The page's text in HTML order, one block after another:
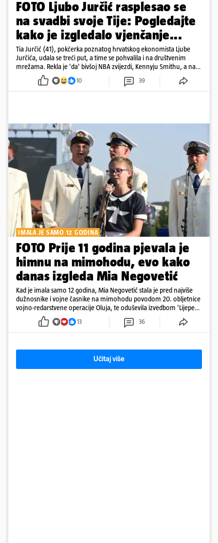
FOTO Ljubo Jurčić rasplesao se
na svadbi svoje Tije: Pogledajte
kako je izgledalo vjenčanje...
Tia Jurčić (41), pokćerka poznatog hrvatskog ekonomista Ljube
Jurčića, udala se treći put, a time se pohvalila i na društvenim
mrežama. Rekla je 'da' bivšoj NBA zvijezdi, Kennyju Smithu, a na
snimkama i fotografijama je pokazala vesele trenutke s vjenčanja
10 39
IMALA JE SAMO 12 GODINA
FOTO Prije 11 godina pjevala je
himnu na mimohodu, evo kako
danas izgleda Mia Negovetić
Kad je imala samo 12 godina, Mia Negovetić stala je pred najviše
dužnosnike i vojne časnike na mimohodu povodom 20. obljetnice
vojno-redarstvene operacije Oluja, te oduševila izvedbom 'Lijepe
13 36
Učitaj više